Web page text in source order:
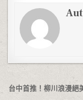
文章導覽
台中首推！柳川浪漫絕